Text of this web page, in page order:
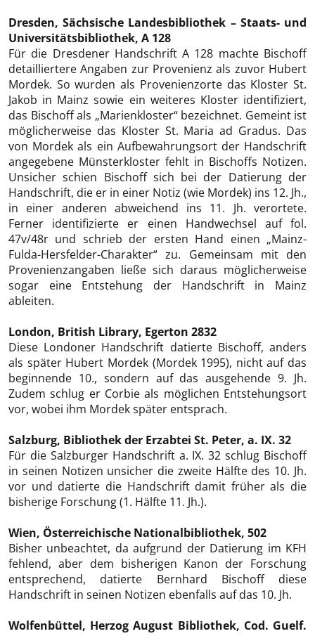
Dresden, Sächsische Landesbibliothek – Staats- und
Universitätsbibliothek, A 128
Für die Dresdener Handschrift A 128 machte Bischoff
detailliertere Angaben zur Provenienz als zuvor Hubert
Mordek. So wurden als Provenienzorte das Kloster St.
Jakob in Mainz sowie ein weiteres Kloster identifiziert,
das Bischoff als „Marienkloster“ bezeichnet. Gemeint ist
möglicherweise das Kloster St. Maria ad Gradus. Das
von Mordek als ein Aufbewahrungsort der Handschrift
angegebene Münsterkloster fehlt in Bischoffs Notizen.
Unsicher schien Bischoff sich bei der Datierung der
Handschrift, die er in einer Notiz (wie Mordek) ins 12. Jh.,
in einer anderen abweichend ins 11. Jh. verortete.
Ferner identifizierte er einen Handwechsel auf fol.
47v/48r und schrieb der ersten Hand einen „Mainz-
Fulda-Hersfelder-Charakter“ zu. Gemeinsam mit den
Provenienzangaben ließe sich daraus möglicherweise
sogar eine Entstehung der Handschrift in Mainz
ableiten.
London, British Library, Egerton 2832
Diese Londoner Handschrift datierte Bischoff, anders
als später Hubert Mordek (Mordek 1995), nicht auf das
beginnende 10., sondern auf das ausgehende 9. Jh.
Zudem schlug er Corbie als möglichen Entstehungsort
vor, wobei ihm Mordek später entsprach.
Salzburg, Bibliothek der Erzabtei St. Peter, a. IX. 32
Für die Salzburger Handschrift a. IX. 32 schlug Bischoff
in seinen Notizen unsicher die zweite Hälfte des 10. Jh.
vor und datierte die Handschrift damit früher als die
bisherige Forschung (1. Hälfte 11. Jh.).
Wien, Österreichische Nationalbibliothek, 502
Bisher unbeachtet, da aufgrund der Datierung im KFH
fehlend, aber dem bisherigen Kanon der Forschung
entsprechend, datierte Bernhard Bischoff diese
Handschrift in seinen Notizen ebenfalls auf das 10. Jh.
Wolfenbüttel, Herzog August Bibliothek, Cod. Guelf.